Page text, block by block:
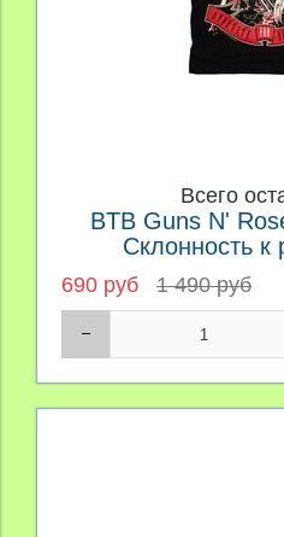
Всего
BTB Guns N'
Склонность
690 руб 1 490 руб